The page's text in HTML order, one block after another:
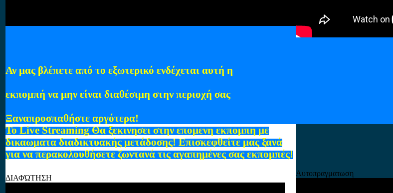
Αν μας βλέπετε από το εξωτερικό ενδέχεται αυτή η
εκπομπή να μην είναι διαθέσιμη στην περιοχή σας
Ξαναπροσπαθήστε αργότερα!
To Live Streaming Θα ξεκινησει στην επομενη εκπομπη με
δικαωματα διαδικτυακής μετάδοσης! Επισκεφθείτε μας ξανά
για να περακολουθήσετε ζωντανά τις αγαπημένες σας εκπομπές!
ΔΙΑΦΏΤΗΣΗ
Αυτοπραγματωση